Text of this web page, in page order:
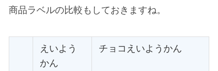
商品ラベルの比較もしておきますね。
えいよう
かん
チョコえいようかん